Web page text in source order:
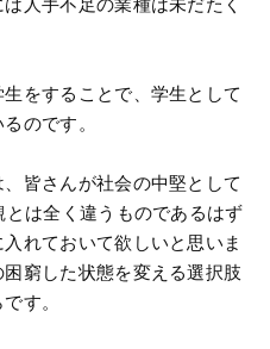
人手不足の業種は未だたく
をすることで、学生として
のです。
皆さんが社会の中堅として
は全く違うものであるはず
れておいて欲しいと思いま
窮した状態を変える選択肢
す。